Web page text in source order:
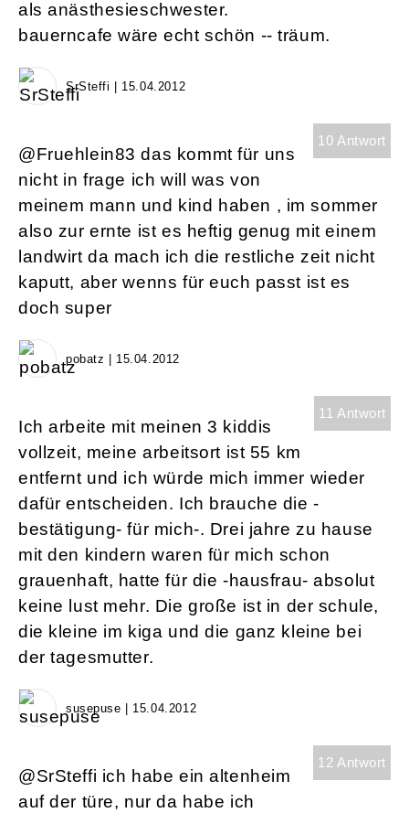
als anästhesieschwester.
bauerncafe wäre echt schön -- träum.
SrSteffi | 15.04.2012
10 Antwort
@Fruehlein83 das kommt für uns
nicht in frage ich will was von
meinem mann und kind haben , im sommer
also zur ernte ist es heftig genug mit einem
landwirt da mach ich die restliche zeit nicht
kaputt, aber wenns für euch passt ist es
doch super
pobatz | 15.04.2012
11 Antwort
Ich arbeite mit meinen 3 kiddis
vollzeit, meine arbeitsort ist 55 km
entfernt und ich würde mich immer wieder
dafür entscheiden. Ich brauche die -
bestätigung- für mich-. Drei jahre zu hause
mit den kindern waren für mich schon
grauenhaft, hatte für die -hausfrau- absolut
keine lust mehr. Die große ist in der schule,
die kleine im kiga und die ganz kleine bei
der tagesmutter.
susepuse | 15.04.2012
12 Antwort
@SrSteffi ich habe ein altenheim
auf der türe, nur da habe ich